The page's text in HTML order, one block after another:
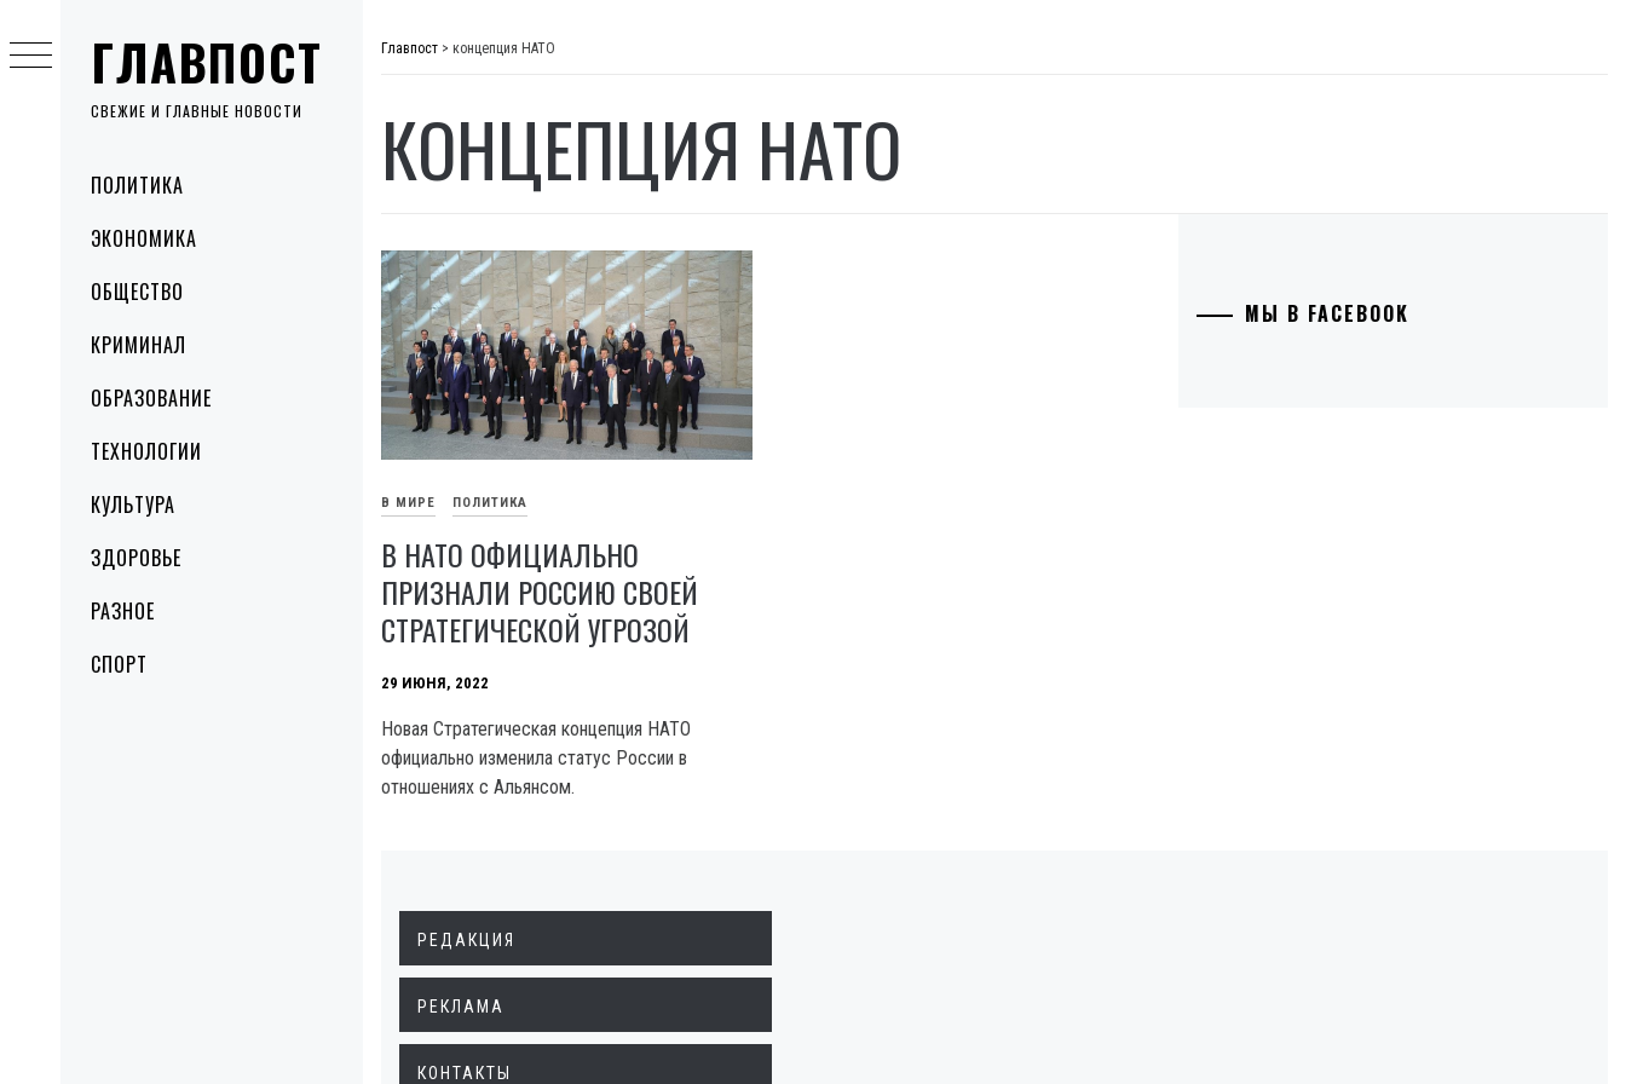
ГЛАВПОСТ
СВЕЖИЕ И ГЛАВНЫЕ НОВОСТИ
MenuПОЛИТИКА
ЭКОНОМИКА
ОБЩЕСТВО
КРИМИНАЛ
ОБРАЗОВАНИЕ
ТЕХНОЛОГИИ
КУЛЬТУРА
ЗДОРОВЬЕ
РАЗНОЕ
СПОРТ
to
content
Главпост > концепция НАТО
КОНЦЕПЦИЯ НАТО
В МИРЕ ПОЛИТИКА
В НАТО ОФИЦИАЛЬНО
ПРИЗНАЛИ РОССИЮ СВОЕЙ
СТРАТЕГИЧЕСКОЙ УГРОЗОЙ
29 ИЮНЯ, 2022
Новая Стратегическая концепция НАТО
официально изменила статус России в
отношениях с Альянсом.
МЫ В FACEBOOK
РЕДАКЦИЯ
РЕКЛАМА
КОНТАКТЫ